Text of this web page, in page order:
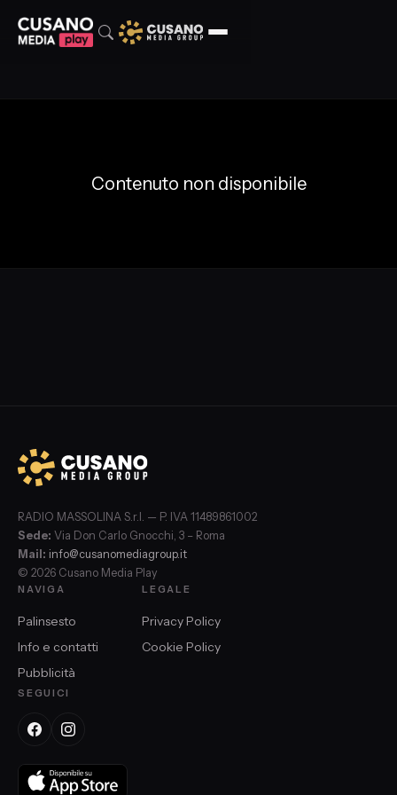
Contenuto non disponibile
RADIO MASSOLINA S.r.l. — P. IVA 11489861002
Sede: Via Don Carlo Gnocchi, 3 – Roma
Mail: info@cusanomediagroup.it
© 2026 Cusano Media Play
NAVIGA
Palinsesto
Info e contatti
Pubblicità
LEGALE
Privacy Policy
Cookie Policy
SEGUICI